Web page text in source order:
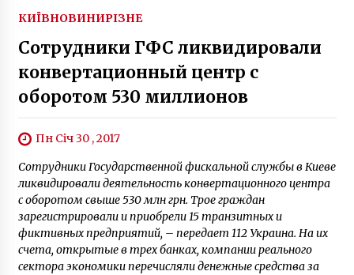
КИЇВНОВИНИРІЗНЕ
Сотрудники ГФС ликвидировали
конвертационный центр с
оборотом 530 миллионов
Пн Січ 30 , 2017
Сотрудники Государственной фискальной службы в Киеве
ликвидировали деятельность конвертационного центра
с оборотом свыше 530 млн грн. Трое граждан
зарегистрировали и приобрели 15 транзитных и
фиктивных предприятий, – передает 112 Украина. На их
счета, открытые в трех банках, компании реального
сектора экономики перечисляли денежные средства за